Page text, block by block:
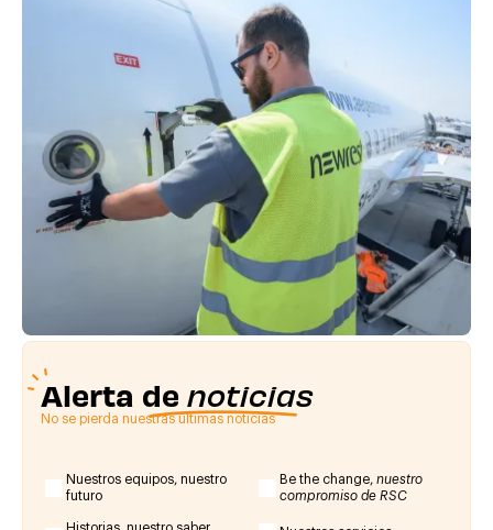
Alerta de noticias
No se pierda nuestras últimas noticias
Nuestros equipos, nuestro
futuro
Be the change, nuestro
compromiso de RSC